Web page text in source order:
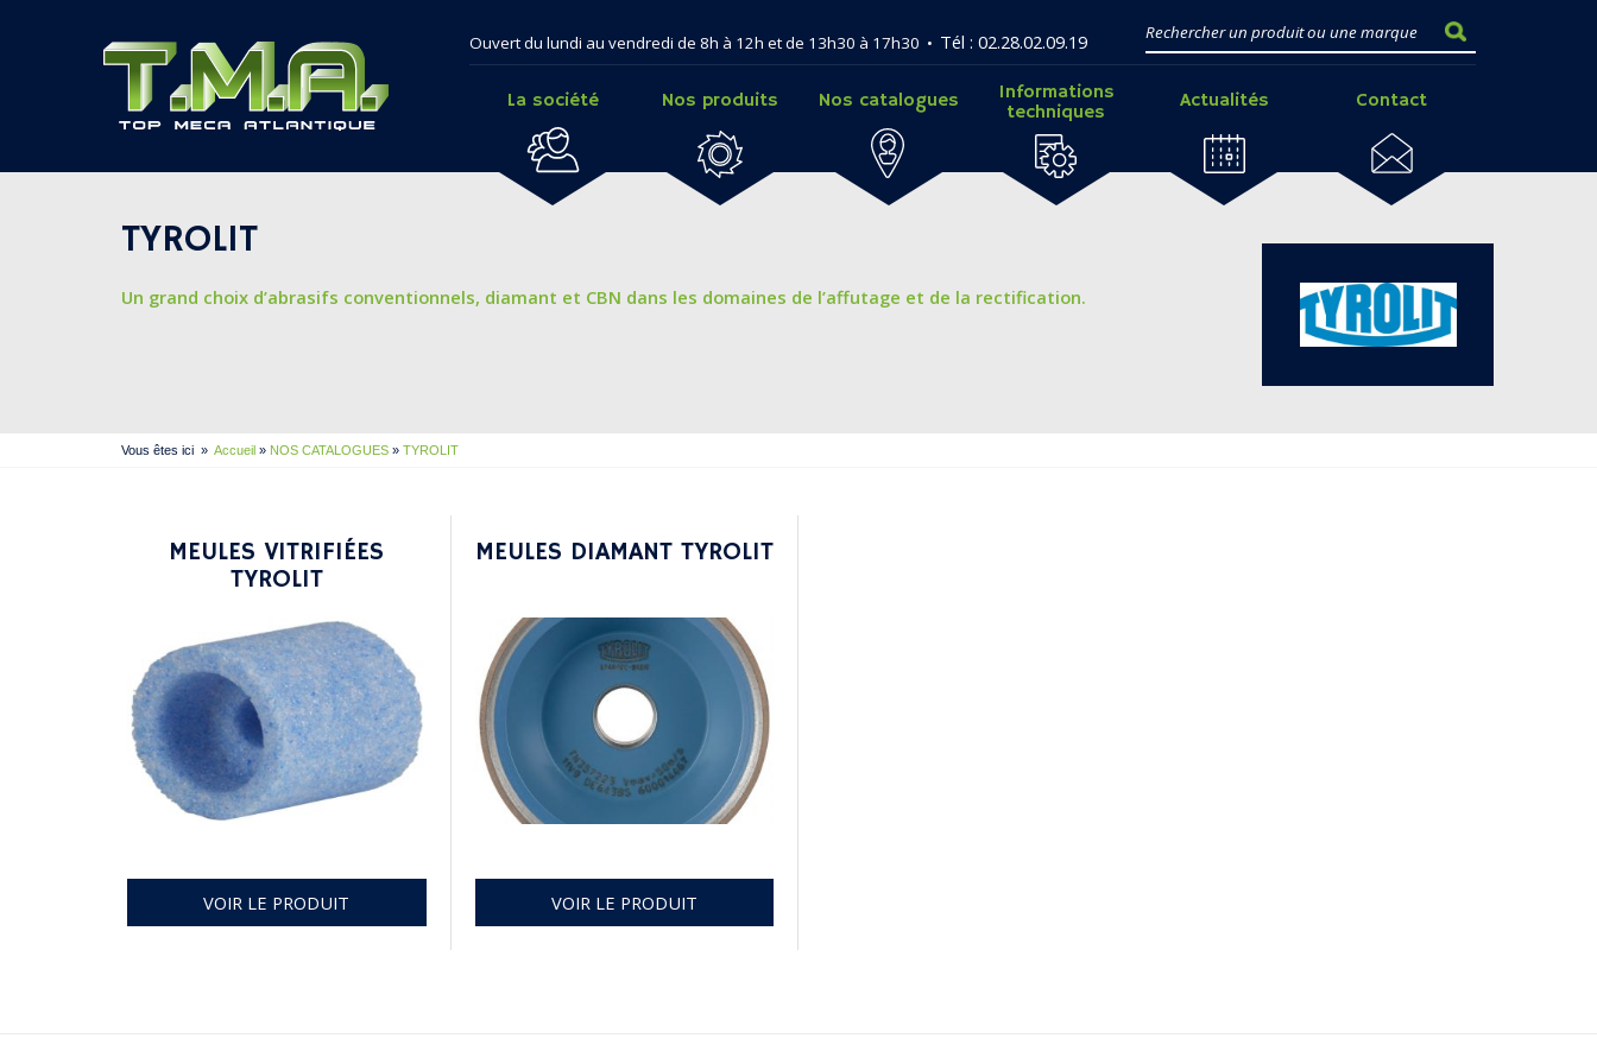
Ouvert du lundi au vendredi de 8h à 12h et de 13h30 à 17h30 • Tél : 02.28.02.09.19
La société Nos produits Nos catalogues
Informations
techniques
Actualités Contact
TYROLIT
Un grand choix d’abrasifs conventionnels, diamant et CBN dans les domaines de l’affutage et de la rectification.
Vous êtes ici » Accueil » NOS CATALOGUES » TYROLIT
MEULES VITRIFIÉES
TYROLIT
VOIR LE PRODUIT
MEULES DIAMANT TYROLIT
VOIR LE PRODUIT